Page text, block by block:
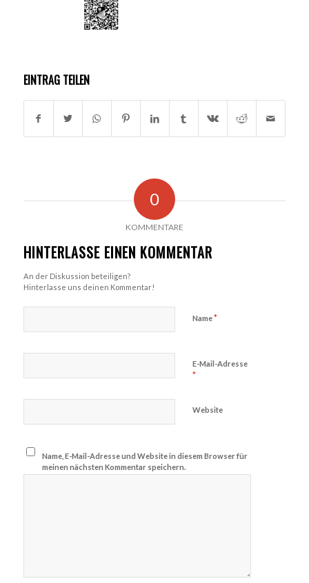
EINTRAG TEILEN
0
KOMMENTARE
HINTERLASSE EINEN KOMMENTAR
An der Diskussion beteiligen?
Hinterlasse uns deinen Kommentar!
Name*
E-Mail-Adresse
*
Website
Name, E-Mail-Adresse und Website in diesem Browser für
meinen nächsten Kommentar speichern.